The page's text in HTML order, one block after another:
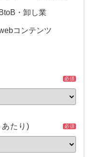
BtoB・卸し業
コンテンツ
必須
あたり) 必須